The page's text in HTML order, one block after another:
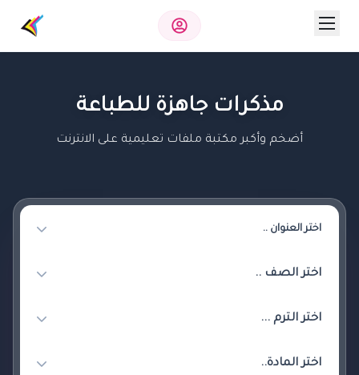
مذكرات جاهزة للطباعة
أضخم وأكبر مكتبة ملفات تعليمية على الانترنت